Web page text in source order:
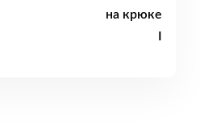
на крюке
I